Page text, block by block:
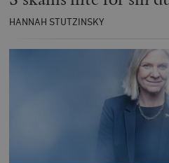
HANNAH STUTZINSKY